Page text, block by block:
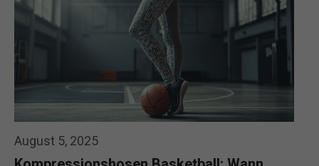
August 5, 2025